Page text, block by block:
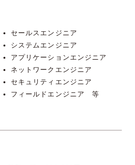
セールスエンジニア
システムエンジニア
アプリケーションエンジニア
ネットワークエンジニア
セキュリティエンジニア
フィールドエンジニア 等